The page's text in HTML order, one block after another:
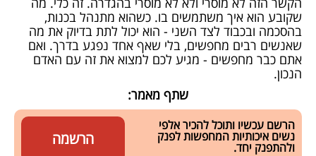
הקשר הזה לא מוסרי ולא לא מוסרי בהגדרה. זה כלי. מה
שקובע הוא איך משתמשים בו. כשהוא מתנהל בכנות,
בהסכמה ובכבוד לצד השני - הוא יכול לתת בדיוק את מה
שאנשים רבים מחפשים, בלי שאף אחד נפגע בדרך. ואם
אתם כבר מחפשים - מגיע לכם למצוא את זה עם האדם
הנכון.
שתף מאמר:
הרשמה
הרשם עכשיו ותוכל להכיר אלפי
נשים איכותיות המחפשות לפנק
ולהתפנק יחד.